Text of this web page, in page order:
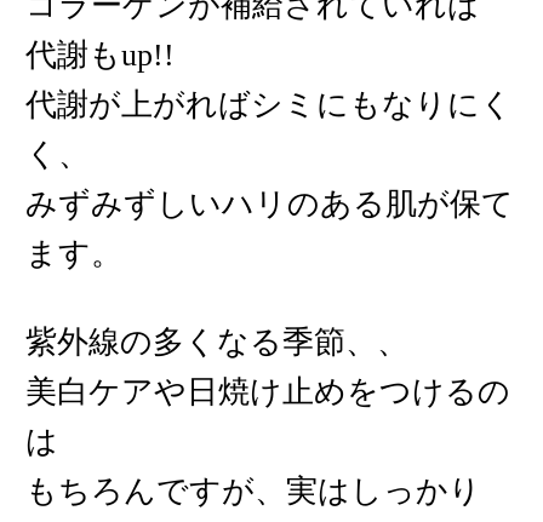
代謝もup!!
代謝が上がればシミにもなりにく
く、
みずみずしいハリのある肌が保て
ます。
紫外線の多くなる季節、、
美白ケアや日焼け止めをつけるの
は
もちろんですが、実はしっかり